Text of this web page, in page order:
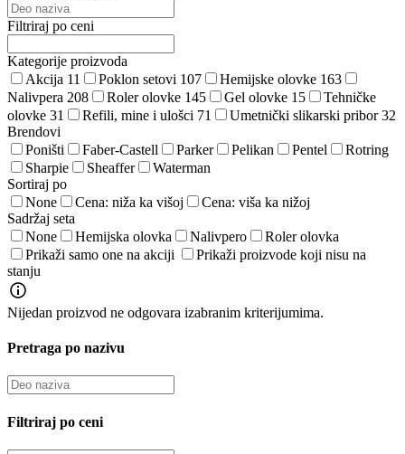
Filtriraj po ceni
Kategorije proizvoda
Akcija 11 Poklon setovi 107 Hemijske olovke 163
Nalivpera 208 Roler olovke 145 Gel olovke 15
Tehničke
olovke 31 Refili, mine i ulošci 71 Umetnički slikarski pribor32
Brendovi
Poništi
Faber-Castell Parker Pelikan Pentel
Rotring
Sharpie
Sheaffer
Waterman
Sortiraj po
None
Cena: niža ka višoj
Cena: viša ka nižoj
Sadržaj seta
None
Hemijska olovka Nalivpero
Roler olovka
Prikaži samo one na akciji
Prikaži proizvode koji nisu na
stanju
Nijedan proizvod ne odgovara izabranim kriterijumima.
Pretraga po nazivu
Filtriraj po ceni